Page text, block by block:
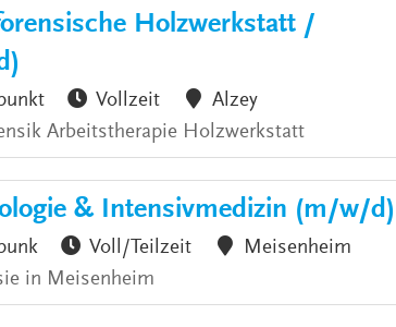
Holzwerkstatt /
Vollzeit
Alzey
Arbeitstherapie Holzwerkstatt
& Intensivmedizin (m/w/d)
Voll/Teilzeit
Meisenheim
in Meisenheim